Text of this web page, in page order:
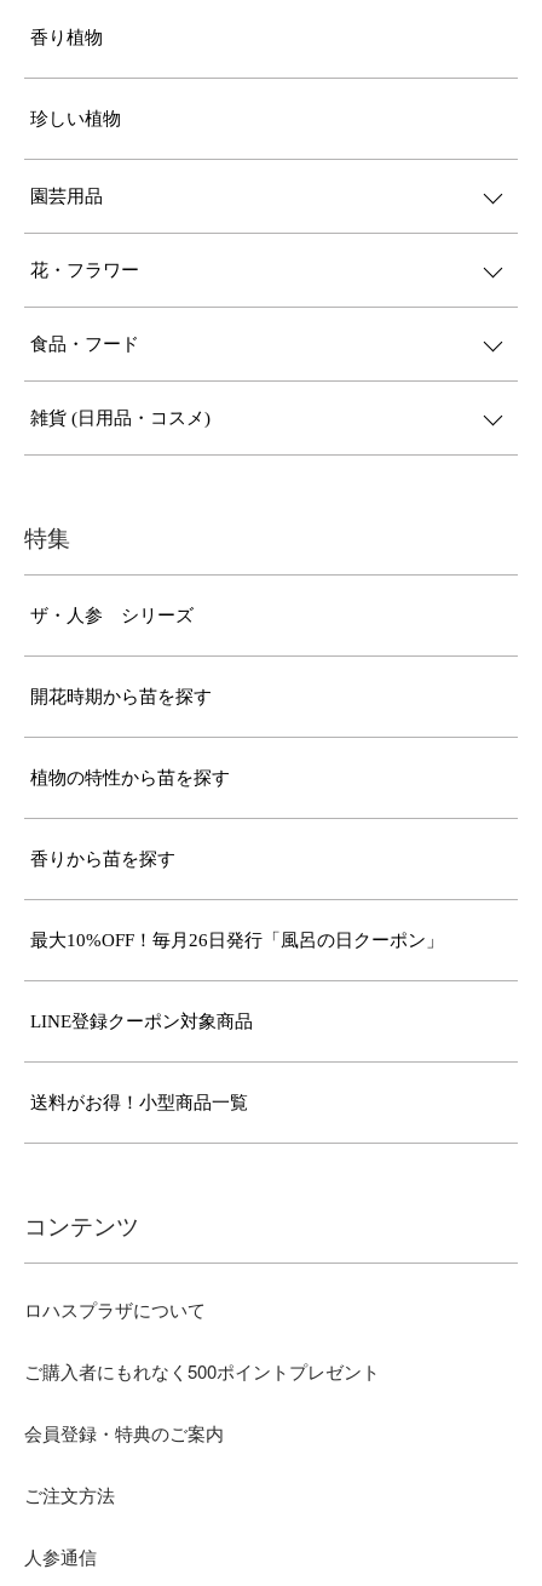
香り植物
珍しい植物
園芸用品
花・フラワー
食品・フード
雑貨 (日用品・コスメ)
特集
ザ・人参 シリーズ
開花時期から苗を探す
植物の特性から苗を探す
香りから苗を探す
最大10%OFF！毎月26日発行「風呂の日クーポン」
LINE登録クーポン対象商品
送料がお得！小型商品一覧
コンテンツ
ロハスプラザについて
ご購入者にもれなく500ポイントプレゼント
会員登録・特典のご案内
ご注文方法
人参通信